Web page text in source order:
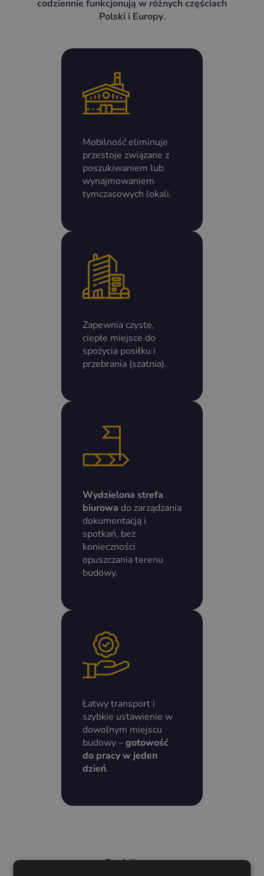
codziennie funkcjonują w różnych częściach
Polski i Europy.
Mobilność eliminuje
przestoje związane z
poszukiwaniem lub
wynajmowaniem
tymczasowych lokali.
Zapewnia czyste,
ciepłe miejsce do
spożycia posiłku i
przebrania (szatnia).
Wydzielona strefa
biurowa do zarządzania
dokumentacją i
spotkań, bez
konieczności
opuszczania terenu
budowy.
Łatwy transport i
szybkie ustawienie w
dowolnym miejscu
budowy –gotowość
do pracy w jeden
dzień.
Zaufali nam: